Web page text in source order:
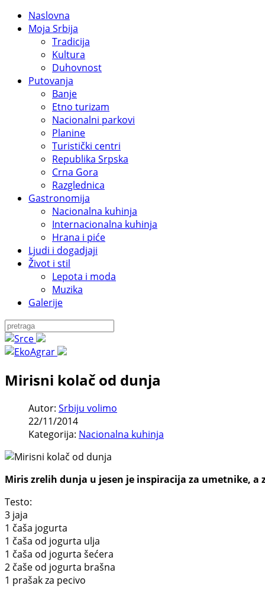
Naslovna
Moja Srbija
Tradicija
Kultura
Duhovnost
Putovanja
Banje
Etno turizam
Nacionalni parkovi
Planine
Turistički centri
Republika Srpska
Crna Gora
Razglednica
Gastronomija
Nacionalna kuhinja
Internacionalna kuhinja
Hrana i piće
Ljudi i dogadjaji
Život i stil
Lepota i moda
Muzika
Galerije
Mirisni kolač od dunja
Autor: Srbiju volimo
22/11/2014
Kategorija: Nacionalna kuhinja
Miris zrelih dunja u jesen je inspiracija za umetnike, a
Testo:
3 jaja
1 čaša jogurta
1 čaša od jogurta ulja
1 čaša od jogurta šećera
2 čaše od jogurta brašna
1 prašak za pecivo